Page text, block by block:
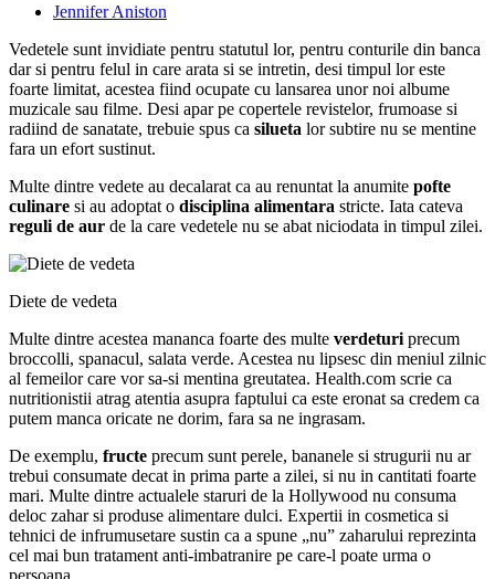
Jennifer Aniston
Vedetele sunt invidiate pentru statutul lor, pentru conturile din banca
dar si pentru felul in care arata si se intretin, desi timpul lor este
foarte limitat, acestea fiind ocupate cu lansarea unor noi albume
muzicale sau filme. Desi apar pe copertele revistelor, frumoase si
radiind de sanatate, trebuie spus ca silueta lor subtire nu se mentine
fara un efort sustinut.
Multe dintre vedete au decalarat ca au renuntat la anumite pofte
culinare si au adoptat o disciplina alimentara stricte. Iata cateva
reguli de aur de la care vedetele nu se abat niciodata in timpul zilei.
Diete de vedeta
Multe dintre acestea mananca foarte des multe verdeturi precum
broccolli, spanacul, salata verde. Acestea nu lipsesc din meniul zilnic
al femeilor care vor sa-si mentina greutatea. Health.com scrie ca
nutritionistii atrag atentia asupra faptului ca este eronat sa credem ca
putem manca oricate ne dorim, fara sa ne ingrasam.
De exemplu, fructe precum sunt perele, bananele si strugurii nu ar
trebui consumate decat in prima parte a zilei, si nu in cantitati foarte
mari. Multe dintre actualele staruri de la Hollywood nu consuma
deloc zahar si produse alimentare dulci. Expertii in cosmetica si
tehnici de infrumusetare sustin ca a spune „nu” zaharului reprezinta
cel mai bun tratament anti-imbatranire pe care-l poate urma o
persoana.